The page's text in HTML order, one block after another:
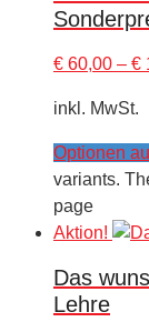
€ 60,00 – €
inkl. MwSt.
Optionen
variants.
page
Aktion!
Das
Lehre